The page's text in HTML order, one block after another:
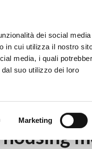
dei social media
in cui utilizza il nostro
media, i quali
suo utilizzo dei loro
Marketing